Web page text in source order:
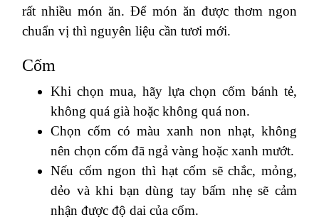
rất nhiều món ăn. Để món ăn được thơm ngon
chuẩn vị thì nguyên liệu cần tươi mới.
Cốm
Khi chọn mua, hãy lựa chọn cốm bánh tẻ,
không quá già hoặc không quá non.
Chọn cốm có màu xanh non nhạt, không
nên chọn cốm đã ngả vàng hoặc xanh mướt.
Nếu cốm ngon thì hạt cốm sẽ chắc, mỏng,
dẻo và khi bạn dùng tay bấm nhẹ sẽ cảm
nhận được độ dai của cốm.